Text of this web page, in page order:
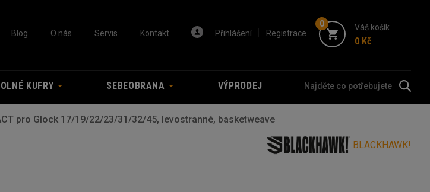
Blog O nás Servis Kontakt Přihlášení Registrace
0 Váš košík
0 Kč
KUFRY SEBEOBRANA VÝPRODEJ
pro Glock 17/19/22/23/31/32/45, levostranné, basketweave
BLACKHAWK!